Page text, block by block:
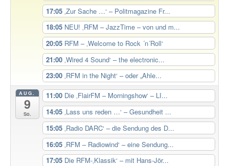
17:05 ‚Zur Sache …‘ – Politmagazine Fr...
18:05 NEU! ‚RFM – JazzTime – von und m...
20:05 RFM – ‚Welcome to Rock ´n´Roll‘
21:00 ‚Wired 4 Sound‘ – the electronic...
23:00 ‚RFM in the Night‘ – oder „Ahle...
AUG.
9
So.
11:00 Die ‚FlairFM – Morningshow‘ – LI...
14:05 ‚Lass uns reden …‘ – Gesundheit ...
15:05 ‚Radio DARC‘ – die Sendung des D...
16:05 ‚RFM – Radiowind‘ – eine Sendung...
17:05 Die RFM-‚Klassik‘ – mit Hans-Jör...